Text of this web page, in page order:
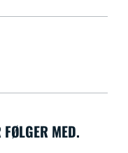
MED.